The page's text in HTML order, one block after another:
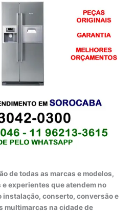
de todas as marcas e modelos,
experientes que atendem no
conserto, conversão e
multimarcas na cidade de